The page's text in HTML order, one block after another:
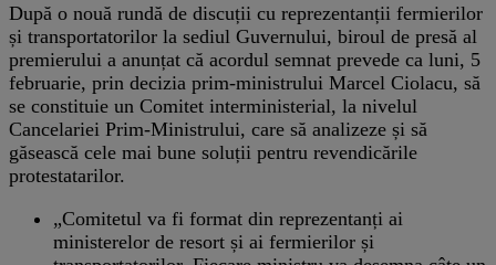
După o nouă rundă de discuții cu reprezentanții fermierilor
și transportatorilor la sediul Guvernului, biroul de presă al
premierului a anunțat că acordul semnat prevede ca luni, 5
februarie, prin decizia prim-ministrului Marcel Ciolacu, să
se constituie un Comitet interministerial, la nivelul
Cancelariei Prim-Ministrului, care să analizeze și să
găsească cele mai bune soluții pentru revendicările
protestatarilor.
„Comitetul va fi format din reprezentanți ai
ministerelor de resort și ai fermierilor și